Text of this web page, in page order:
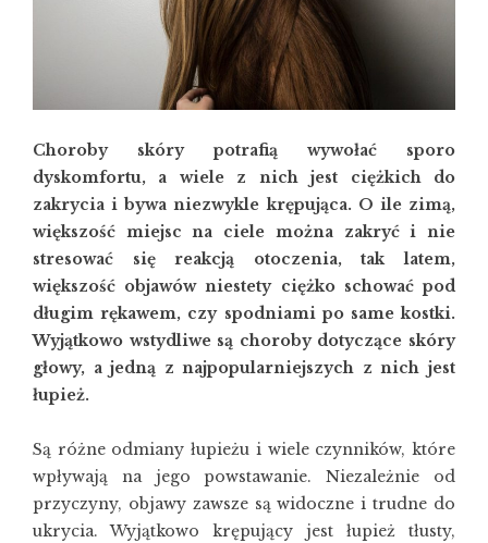
Choroby skóry potrafią wywołać sporo
dyskomfortu, a wiele z nich jest ciężkich do
zakrycia i bywa niezwykle krępująca. O ile zimą,
większość miejsc na ciele można zakryć i nie
stresować się reakcją otoczenia, tak latem,
większość objawów niestety ciężko schować pod
długim rękawem, czy spodniami po same kostki.
Wyjątkowo wstydliwe są choroby dotyczące skóry
głowy, a jedną z najpopularniejszych z nich jest
łupież.
Są różne odmiany łupieżu i wiele czynników, które
wpływają na jego powstawanie. Niezależnie od
przyczyny, objawy zawsze są widoczne i trudne do
ukrycia. Wyjątkowo krępujący jest łupież tłusty,